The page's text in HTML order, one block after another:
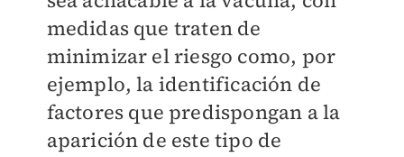
medidas que traten de
minimizar el riesgo como, por
ejemplo, la identificación de
factores que predispongan a la
aparición de este tipo de